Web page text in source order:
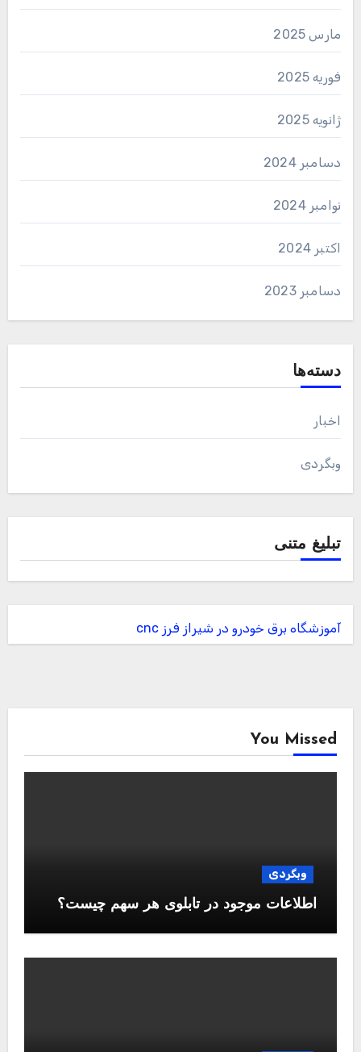
مارس 2025
فوریه 2025
ژانویه 2025
دسامبر 2024
نوامبر 2024
اکتبر 2024
دسامبر 2023
دسته‌ها
اخبار
وبگردی
تبلیغ متنی
آموزشگاه برق خودرو در شیراز فرز cnc
You Missed
وبگردی
اطلاعات موجود در تابلوی هر سهم چیست؟